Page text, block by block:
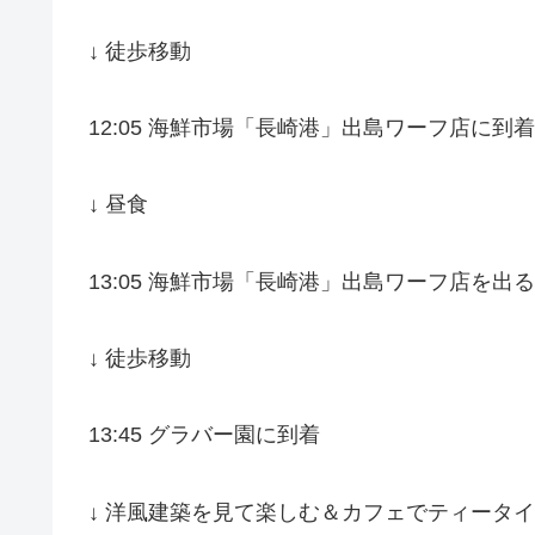
↓ 徒歩移動
12:05 海鮮市場「長崎港」出島ワーフ店に到着
↓ 昼食
13:05 海鮮市場「長崎港」出島ワーフ店を出る
↓ 徒歩移動
13:45 グラバー園に到着
↓ 洋風建築を見て楽しむ＆カフェでティータ